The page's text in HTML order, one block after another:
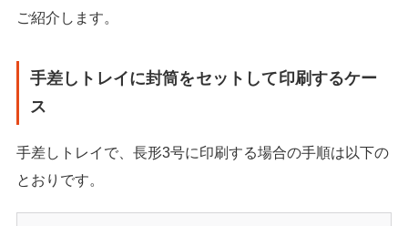
ご紹介します。
手差しトレイに封筒をセットして印刷するケー
ス
手差しトレイで、長形3号に印刷する場合の手順は以下の
とおりです。